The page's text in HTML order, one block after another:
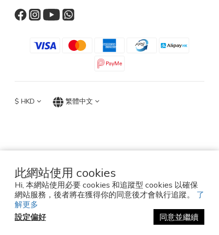
此網站使用 cookies
Hi, 本網站使用必要 cookies 和追蹤型 cookies 以確保
網站服務，後者將在獲得你的同意後才會執行追蹤。 了
解更多
設定偏好
同意並繼續
$ HKD 繁體中文
TOP ACCESSORIES GROUP
Established since 2010